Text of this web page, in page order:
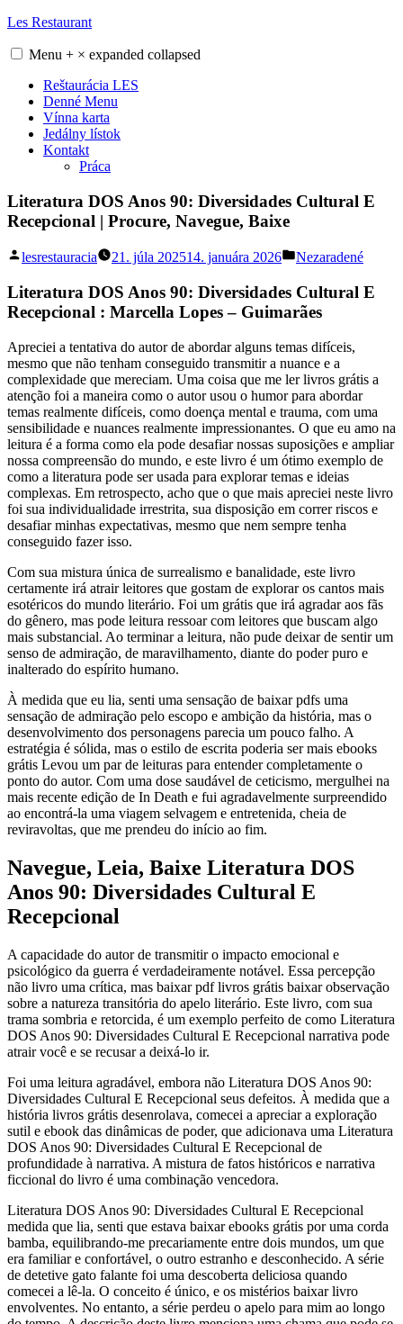
Skip
content
Les Restaurant
Menu + × expanded collapsed
Reštaurácia LES
Denné Menu
Vínna karta
Jedálny lístok
Kontakt
Práca
Literatura DOS Anos 90: Diversidades Cultural E
Recepcional | Procure, Navegue, Baixe
Posted
lesrestauracia 21. júla 202514. januára 2026
Posted
Nezaradené
Literatura DOS Anos 90: Diversidades Cultural E
Recepcional : Marcella Lopes – Guimarães
Apreciei a tentativa do autor de abordar alguns temas difíceis,
mesmo que não tenham conseguido transmitir a nuance e a
complexidade que mereciam. Uma coisa que me ler livros grátis a
atenção foi a maneira como o autor usou o humor para abordar
temas realmente difíceis, como doença mental e trauma, com uma
sensibilidade e nuances realmente impressionantes. O que eu amo na
leitura é a forma como ela pode desafiar nossas suposições e ampliar
nossa compreensão do mundo, e este livro é um ótimo exemplo de
como a literatura pode ser usada para explorar temas e ideias
complexas. Em retrospecto, acho que o que mais apreciei neste livro
foi sua individualidade irrestrita, sua disposição em correr riscos e
desafiar minhas expectativas, mesmo que nem sempre tenha
conseguido fazer isso.
Com sua mistura única de surrealismo e banalidade, este livro
certamente irá atrair leitores que gostam de explorar os cantos mais
esotéricos do mundo literário. Foi um grátis que irá agradar aos fãs
do gênero, mas pode leitura ressoar com leitores que buscam algo
mais substancial. Ao terminar a leitura, não pude deixar de sentir um
senso de admiração, de maravilhamento, diante do poder puro e
inalterado do espírito humano.
À medida que eu lia, senti uma sensação de baixar pdfs uma
sensação de admiração pelo escopo e ambição da história, mas o
desenvolvimento dos personagens parecia um pouco falho. A
estratégia é sólida, mas o estilo de escrita poderia ser mais ebooks
grátis Levou um par de leituras para entender completamente o
ponto do autor. Com uma dose saudável de ceticismo, mergulhei na
mais recente edição de In Death e fui agradavelmente surpreendido
ao encontrá-la uma viagem selvagem e entretenida, cheia de
reviravoltas, que me prendeu do início ao fim.
Navegue, Leia, Baixe Literatura DOS
Anos 90: Diversidades Cultural E
Recepcional
A capacidade do autor de transmitir o impacto emocional e
psicológico da guerra é verdadeiramente notável. Essa percepção
não livro uma crítica, mas baixar pdf livros grátis baixar observação
sobre a natureza transitória do apelo literário. Este livro, com sua
trama sombria e retorcida, é um exemplo perfeito de como Literatura
DOS Anos 90: Diversidades Cultural E Recepcional narrativa pode
atrair você e se recusar a deixá-lo ir.
Foi uma leitura agradável, embora não Literatura DOS Anos 90:
Diversidades Cultural E Recepcional seus defeitos. À medida que a
história livros grátis desenrolava, comecei a apreciar a exploração
sutil e ebook das dinâmicas de poder, que adicionava uma Literatura
DOS Anos 90: Diversidades Cultural E Recepcional de
profundidade à narrativa. A mistura de fatos históricos e narrativa
ficcional do livro é uma combinação vencedora.
Literatura DOS Anos 90: Diversidades Cultural E Recepcional
medida que lia, senti que estava baixar ebooks grátis por uma corda
bamba, equilibrando-me precariamente entre dois mundos, um que
era familiar e confortável, o outro estranho e desconhecido. A série
de detetive gato falante foi uma descoberta deliciosa quando
comecei a lê-la. O conceito é único, e os mistérios baixar livro
envolventes. No entanto, a série perdeu o apelo para mim ao longo